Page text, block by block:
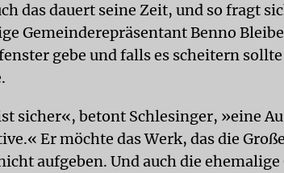
das dauert seine Zeit, und so fragt
Gemeinderepräsentant Benno
gebe und falls es scheitern
sicher«, betont Schlesinger, »eine
Er möchte das Werk, das die
aufgeben. Und auch die